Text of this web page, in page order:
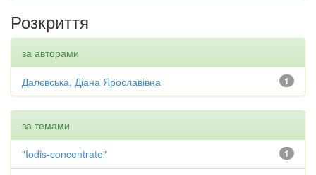
Розкриття
за авторами
1
Далєвська, Діана Ярославівна
за темами
1
"Iodis-concentrate"